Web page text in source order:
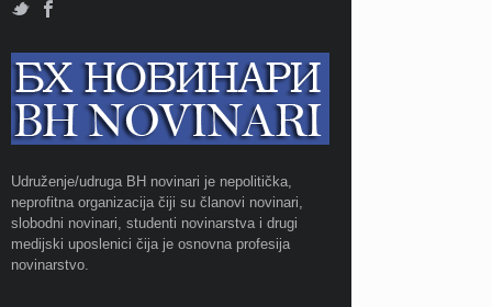
Udruženje/udruga BH novinari je nepolitička,
neprofitna organizacija čiji su članovi novinari,
slobodni novinari, studenti novinarstva i drugi
medijski uposlenici čija je osnovna profesija
novinarstvo.